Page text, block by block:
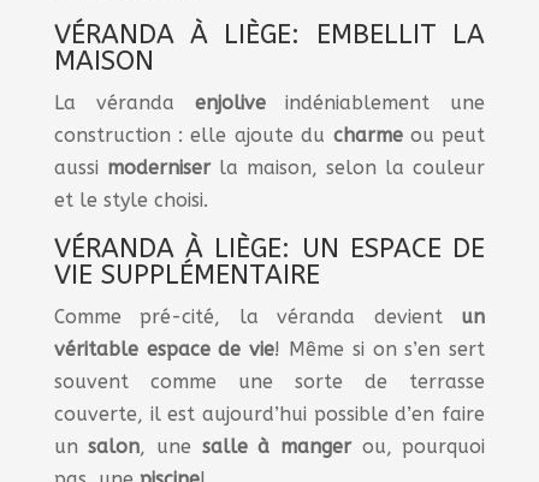
VÉRANDA À LIÈGE: EMBELLIT LA
MAISON
La véranda enjoliveindéniablement une
construction : elle ajoute du charmeou peut
aussi moderniserla maison, selon la couleur
et le style choisi.
VÉRANDA À LIÈGE: UN ESPACE DE
VIE SUPPLÉMENTAIRE
Comme pré-cité, la véranda devient un
véritable espace de vie! Même si on s’en sert
souvent comme une sorte de terrasse
couverte, il est aujourd’hui possible d’en faire
unsalon, une salle à mangerou, pourquoi